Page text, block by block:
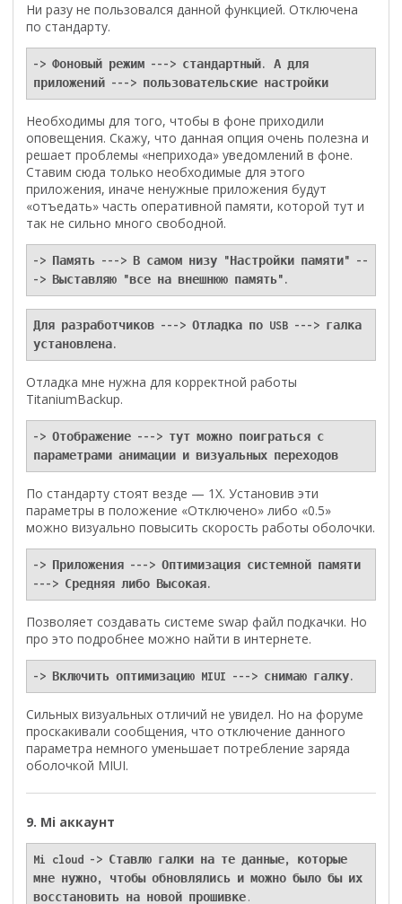
Ни разу не пользовался данной функцией. Отключена
по стандарту.
-> Фоновый режим ---> стандартный. А для
приложений ---> пользовательские настройки
Необходимы для того, чтобы в фоне приходили
оповещения. Скажу, что данная опция очень полезна и
решает проблемы «неприхода» уведомлений в фоне.
Ставим сюда только необходимые для этого
приложения, иначе ненужные приложения будут
«отъедать» часть оперативной памяти, которой тут и
так не сильно много свободной.
-> Память ---> В самом низу "Настройки памяти" --
-> Выставляю "все на внешнюю память".
Для разработчиков ---> Отладка по USB ---> галка
установлена.
Отладка мне нужна для корректной работы
TitaniumBackup.
-> Отображение ---> тут можно поиграться с
параметрами анимации и визуальных переходов
По стандарту стоят везде — 1Х. Установив эти
параметры в положение «Отключено» либо «0.5»
можно визуально повысить скорость работы оболочки.
-> Приложения ---> Оптимизация системной памяти
---> Средняя либо Высокая.
Позволяет создавать системе swap файл подкачки. Но
про это подробнее можно найти в интернете.
-> Включить оптимизацию MIUI ---> снимаю галку.
Сильных визуальных отличий не увидел. Но на форуме
проскакивали сообщения, что отключение данного
параметра немного уменьшает потребление заряда
оболочкой MIUI.
9. Mi аккаунт
Mi cloud -> Ставлю галки на те данные, которые
мне нужно, чтобы обновлялись и можно было бы их
восстановить на новой прошивке .